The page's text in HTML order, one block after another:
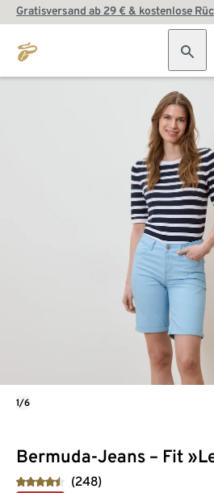
Gratisversand ab 29 € & kostenlose
Bermuda-Jeans – Fit
(248)
1/6